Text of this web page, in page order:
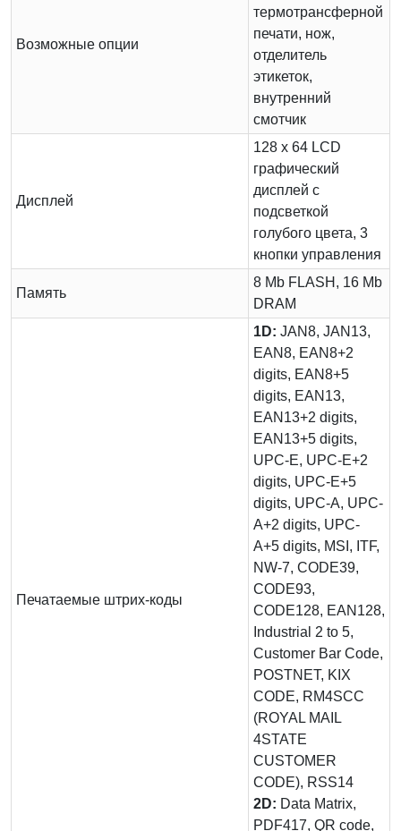
Возможные опции
термотрансферной
печати, нож,
отделитель
этикеток,
внутренний
смотчик
Дисплей
128 х 64 LCD
графический
дисплей с
подсветкой
голубого цвета, 3
кнопки управления
Память
8 Mb FLASH, 16 Mb
DRAM
Печатаемые штрих-коды
1D: JAN8, JAN13,
EAN8, EAN8+2
digits, EAN8+5
digits, EAN13,
EAN13+2 digits,
EAN13+5 digits,
UPC-E, UPC-E+2
digits, UPC-E+5
digits, UPC-A, UPC-
A+2 digits, UPC-
A+5 digits, MSI, ITF,
NW-7, CODE39,
CODE93,
CODE128, EAN128,
Industrial 2 to 5,
Customer Bar Code,
POSTNET, KIX
CODE, RM4SCC
(ROYAL MAIL
4STATE
CUSTOMER
CODE), RSS14
2D: Data Matrix,
PDF417, QR code,